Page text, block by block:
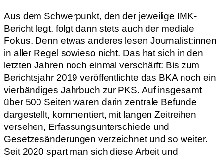
Aus dem Schwerpunkt, den der jeweilige IMK-
Bericht legt, folgt dann stets auch der mediale
Fokus. Denn etwas anderes lesen Journalist:innen
in aller Regel sowieso nicht. Das hat sich in den
letzten Jahren noch einmal verschärft: Bis zum
Berichtsjahr 2019 veröffentlichte das BKA noch ein
vierbändiges Jahrbuch zur PKS. Auf insgesamt
über 500 Seiten waren darin zentrale Befunde
dargestellt, kommentiert, mit langen Zeitreihen
versehen, Erfassungsunterschiede und
Gesetzesänderungen verzeichnet und so weiter.
Seit 2020 spart man sich diese Arbeit und